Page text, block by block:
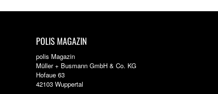
POLIS MAGAZIN
polis Magazin
Müller + Busmann GmbH & Co. KG
Hofaue 63
42103 Wuppertal